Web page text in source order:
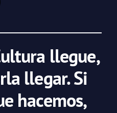
llegue,
llegar. Si
hacemos,